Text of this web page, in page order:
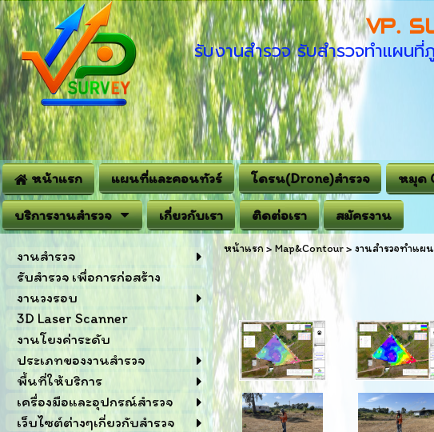
VP.
รับงานสำรวจ รับสำรวจทำแผน
หน้าแรก แผนที่และคอนทัวร์ โดรน(Drone)สำรวจ หมุด
บริการงานสำรวจ เกี่ยวกับเรา ติดต่อเรา สมัครงาน
งานสำรวจ
รับสำรวจ เพื่อการก่อสร้าง
งานวงรอบ
3D Laser Scanner
งานโยงค่าระดับ
ประเภทของงานสำรวจ
พื้นที่ให้บริการ
เครื่องมือและอุปกรณ์สำรวจ
เว็บไซต์ต่างๆเกี่ยวกับสำรวจ
หน้าแรก> Map&Contour> งานสำรวจทำแผ